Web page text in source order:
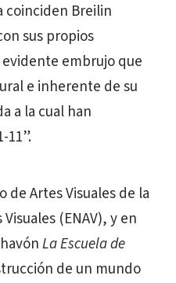
coinciden Breilin
sus propios
embrujo que
e inherente de su
a la cual han
11”.
Artes Visuales de la
(ENAV), y en
La Escuela de
de un mundo